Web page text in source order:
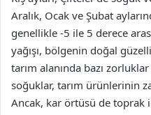
Aralık, Ocak ve Şubat
genellikle -5 ile 5 derece
yağışı, bölgenin doğal
tarım alanında bazı
soğuklar, tarım ürünlerinin
Ancak, kar örtüsü de toprak